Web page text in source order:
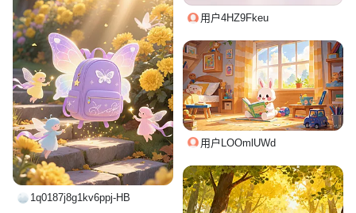
用户4HZ9Fkeu
1q0187j8g1kv6ppj-HB
用户LOOmlUWd